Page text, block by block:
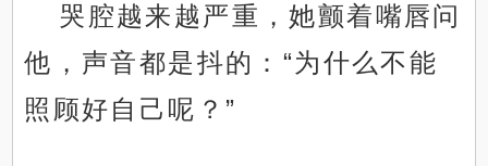
哭腔越来越严重，她颤着嘴唇问
他，声音都是抖的：“为什么不能
照顾好自己呢？”